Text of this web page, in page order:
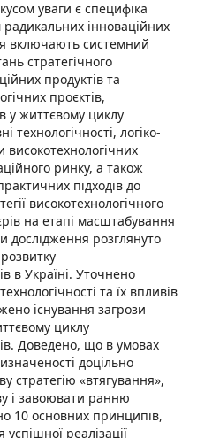
уваги є специфіка
інноваційних
включають системний
стратегічного
продуктів та
проєктів,
у життєвому циклу
технологічності, логіко-
високотехнологічних
ринку, а також
підходів до
високотехнологічного
на етапі масштабування
дослідження розглянуто
в Україні. Уточнено
та їх впливів
існування загрози
циклу
Доведено, що в умовах
доцільно
стратегію «втягування»,
і завоювати ранню
10 основних принципів,
реалізації